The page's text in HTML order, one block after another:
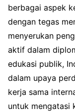
berbagai aspek
dengan tegas
menyerukan
aktif dalam
edukasi publik,
dalam upaya
kerja sama
untuk mengatasi